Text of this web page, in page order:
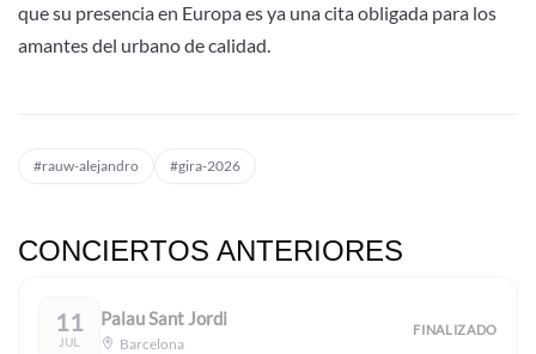
que su presencia en Europa es ya una cita obligada para los
amantes del urbano de calidad.
#rauw-alejandro #gira-2026
CONCIERTOS ANTERIORES
11
JUL
Palau Sant Jordi
Barcelona
FINALIZADO